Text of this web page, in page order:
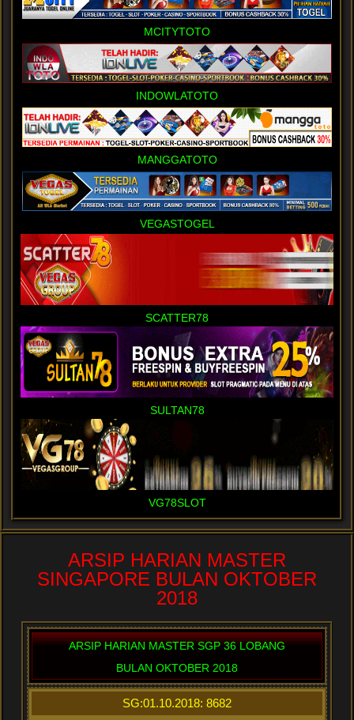
MCITYTOTO
INDOWLATOTO
MANGGATOTO
VEGASTOGEL
SCATTER78
SULTAN78
VG78SLOT
ARSIP HARIAN MASTER
SINGAPORE BULAN OKTOBER
2018
ARSIP HARIAN MASTER SGP 36 LOBANG
BULAN OKTOBER 2018
SG:01.10.2018: 8682